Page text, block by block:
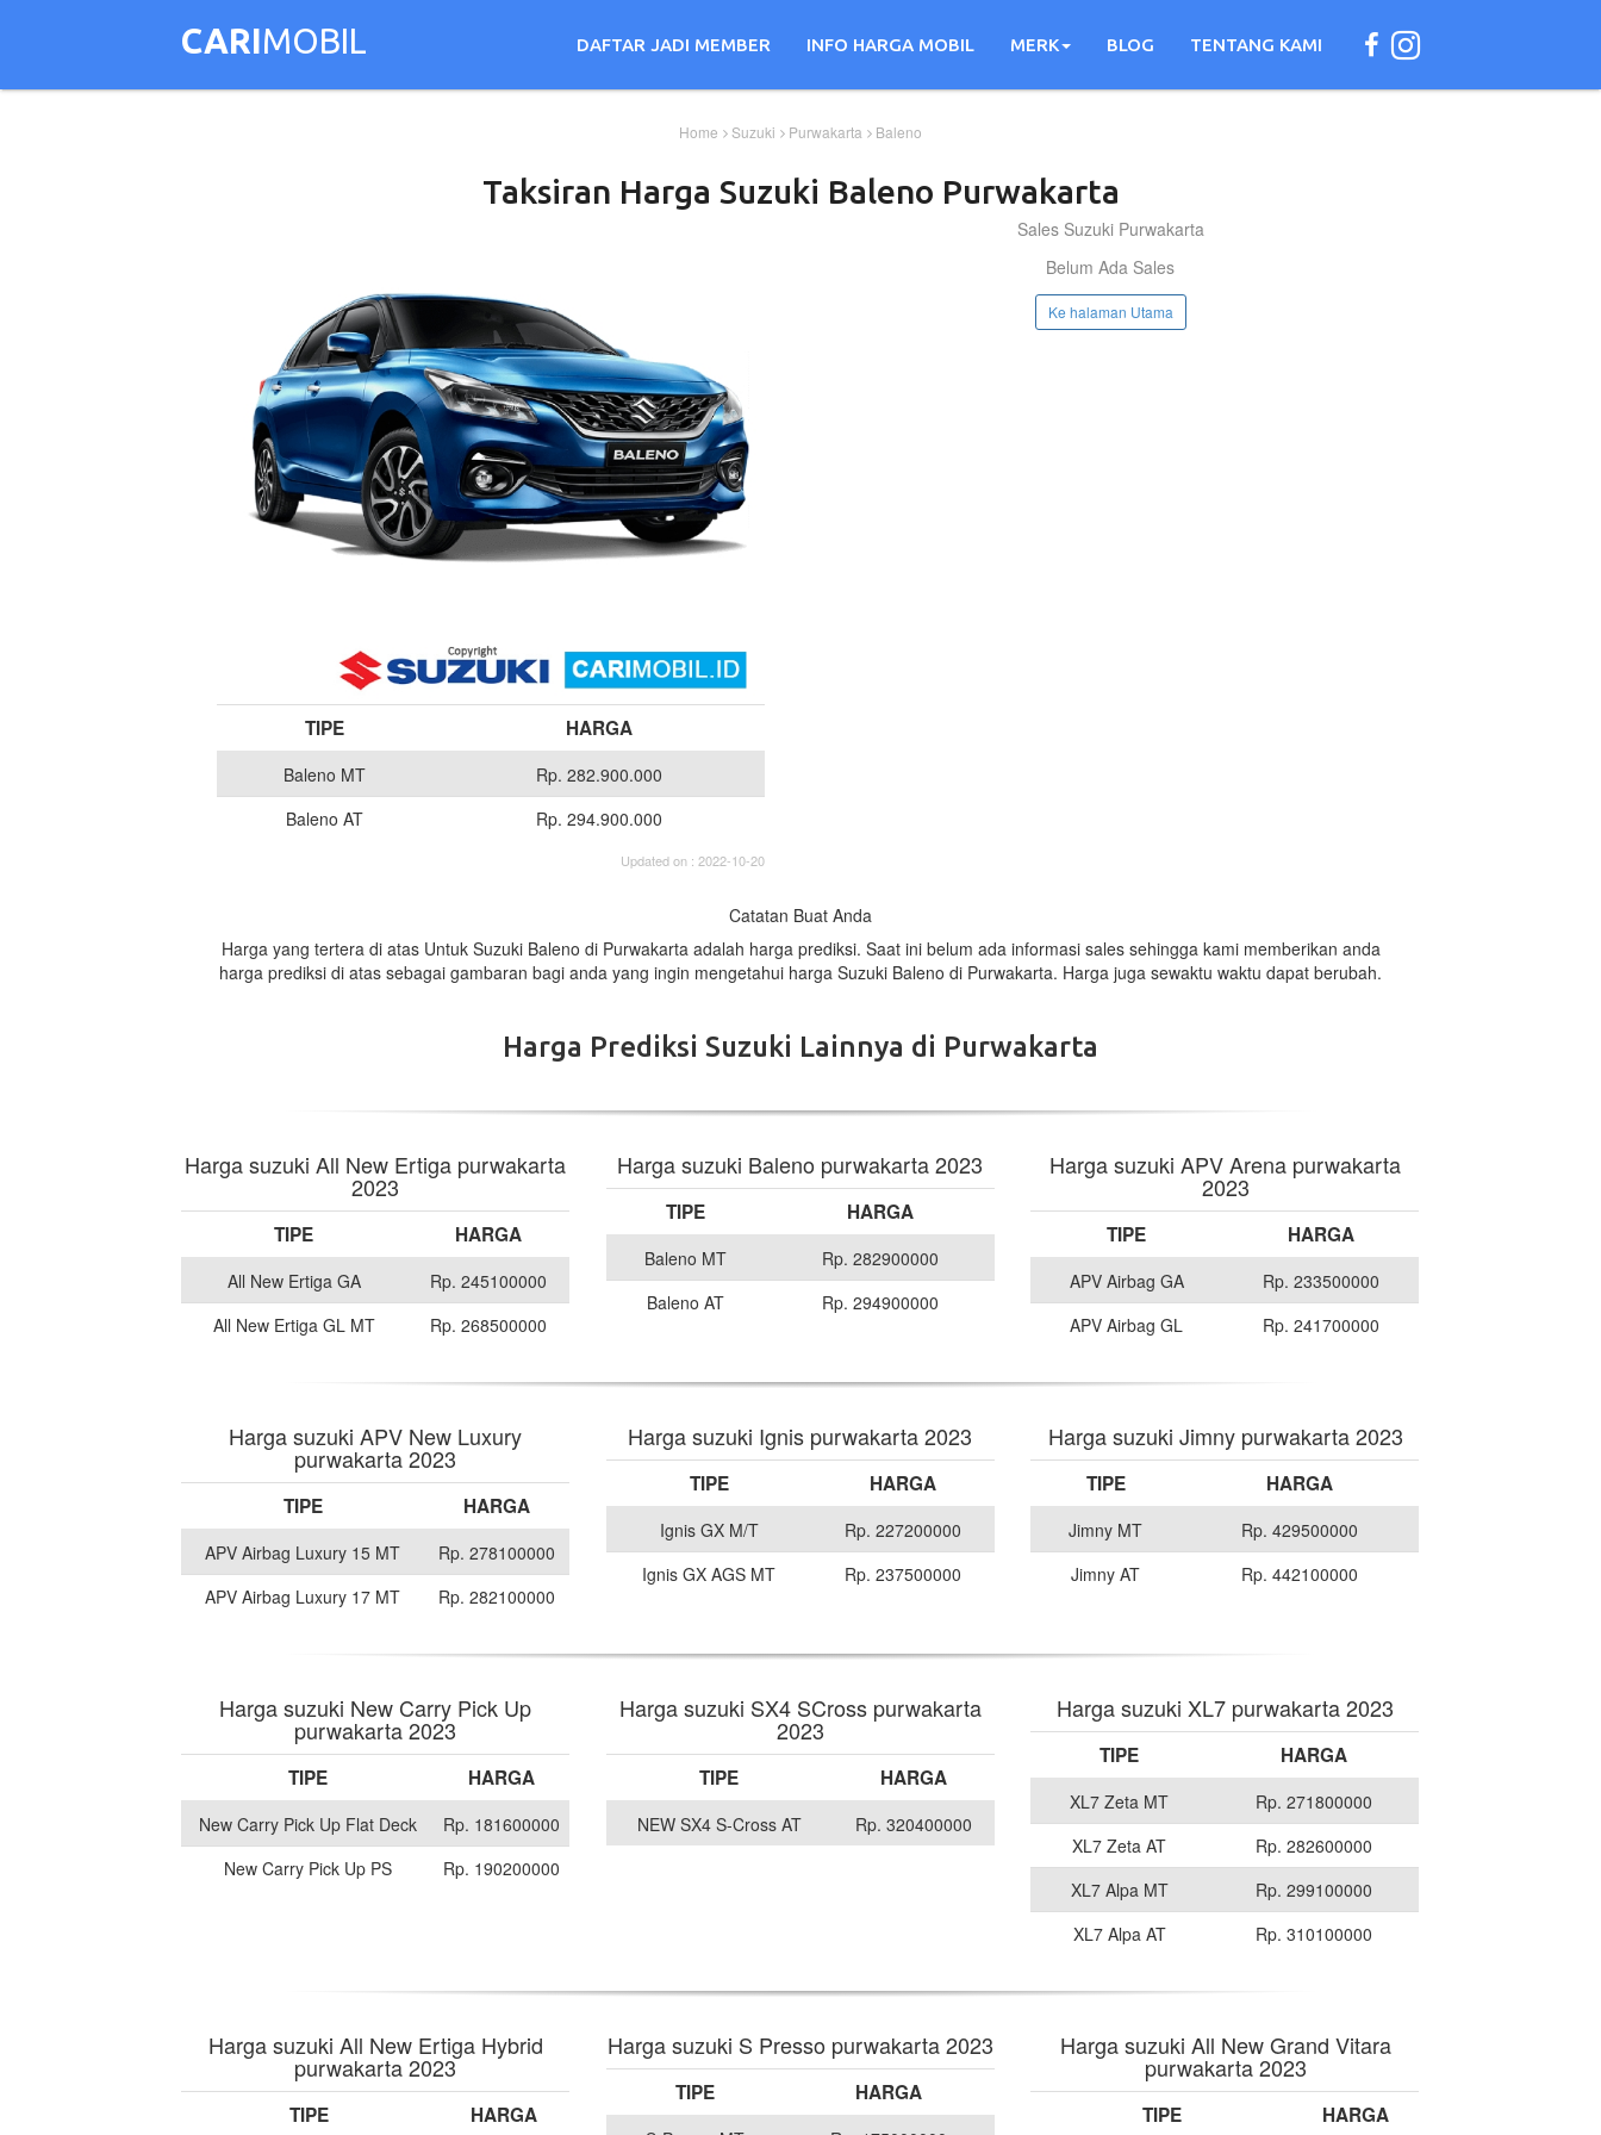
CARIMOBIL DAFTAR JADI MEMBER INFO HARGA MOBIL MERK BLOG TENTANG KAMI
Home Suzuki Purwakarta Baleno
Taksiran Harga Suzuki Baleno Purwakarta
TIPE HARGA
Baleno MT
Rp. 282.900.000
Baleno AT
Rp. 294.900.000
Updated on : 2022-10-20
Sales Suzuki Purwakarta
Belum Ada Sales
Ke halaman Utama
Catatan Buat Anda
Harga yang tertera di atas Untuk Suzuki Baleno di Purwakarta adalah harga prediksi. Saat ini belum ada informasi sales sehingga kami memberikan anda
harga prediksi di atas sebagai gambaran bagi anda yang ingin mengetahui harga Suzuki Baleno di Purwakarta. Harga juga sewaktu waktu dapat berubah.
Harga Prediksi Suzuki Lainnya di Purwakarta
Harga suzuki All New Ertiga purwakarta
2023
TIPE HARGA
All New Ertiga GA
Rp. 245100000
All New Ertiga GL MT
Rp. 268500000
Harga suzuki Baleno purwakarta 2023
TIPE HARGA
Baleno MT
Rp. 282900000
Baleno AT
Rp. 294900000
Harga suzuki APV Arena purwakarta
2023
TIPE HARGA
APV Airbag GA
Rp. 233500000
APV Airbag GL
Rp. 241700000
Harga suzuki APV New Luxury
purwakarta 2023
TIPE HARGA
APV Airbag Luxury 15 MT
Rp. 278100000
APV Airbag Luxury 17 MT
Rp. 282100000
Harga suzuki Ignis purwakarta 2023
TIPE HARGA
Ignis GX M/T
Rp. 227200000
Ignis GX AGS MT
Rp. 237500000
Harga suzuki Jimny purwakarta 2023
TIPE HARGA
Jimny MT
Rp. 429500000
Jimny AT
Rp. 442100000
Harga suzuki New Carry Pick Up
purwakarta 2023
TIPE HARGA
New Carry Pick Up Flat Deck
Rp. 181600000
New Carry Pick Up PS
Rp. 190200000
Harga suzuki SX4 SCross purwakarta
2023
TIPE HARGA
NEW SX4 S-Cross AT Rp. 320400000
Harga suzuki XL7 purwakarta 2023
TIPE HARGA
XL7 Zeta MT
Rp. 271800000
XL7 Zeta AT
Rp. 282600000
XL7 Alpa MT
Rp. 299100000
XL7 Alpa AT
Rp. 310100000
Harga suzuki All New Ertiga Hybrid
purwakarta 2023
TIPE HARGA
Harga suzuki S Presso purwakarta 2023
TIPE HARGA
Harga suzuki All New Grand Vitara
purwakarta 2023
TIPE HARGA